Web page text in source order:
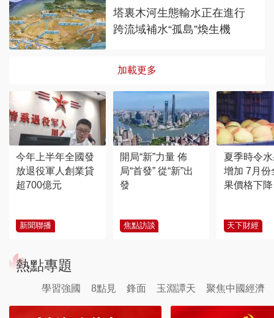
塔裏木河生態輸水正在進行
跨流域補水“孤島”煥生機
加載更多
今年上半年全國發
放退役軍人創業貸
超700億元
新聞聯播
開局“新”力量 佈
局“首發” 從“新”出
發
焦點訪談
夏季時令
增加 7月份
果價格下降
天下財經
熱點專題
學習強國 8點見 鋒面 玉淵譚天 聚焦中國經濟